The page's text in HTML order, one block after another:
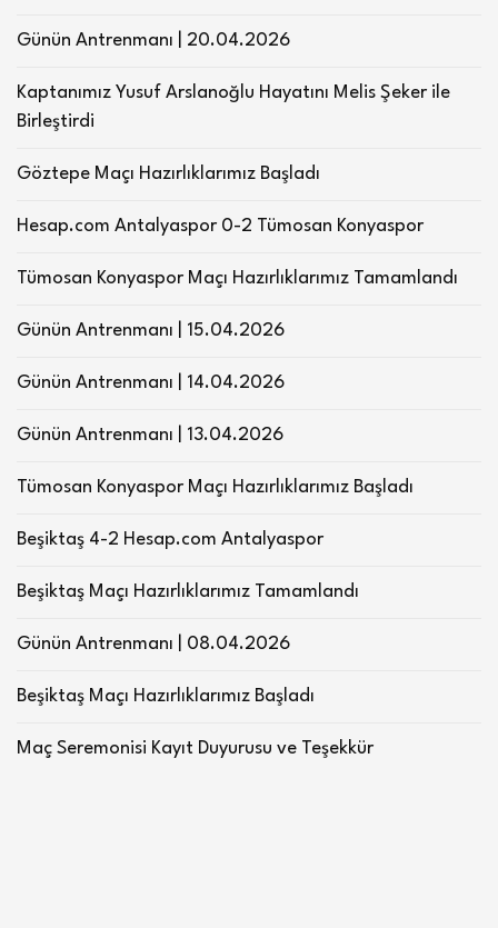
Günün Antrenmanı | 20.04.2026
Kaptanımız Yusuf Arslanoğlu Hayatını Melis Şeker ile
Birleştirdi
Göztepe Maçı Hazırlıklarımız Başladı
Hesap.com Antalyaspor 0-2 Tümosan Konyaspor
Tümosan Konyaspor Maçı Hazırlıklarımız Tamamlandı
Günün Antrenmanı | 15.04.2026
Günün Antrenmanı | 14.04.2026
Günün Antrenmanı | 13.04.2026
Tümosan Konyaspor Maçı Hazırlıklarımız Başladı
Beşiktaş 4-2 Hesap.com Antalyaspor
Beşiktaş Maçı Hazırlıklarımız Tamamlandı
Günün Antrenmanı | 08.04.2026
Beşiktaş Maçı Hazırlıklarımız Başladı
Maç Seremonisi Kayıt Duyurusu ve Teşekkür